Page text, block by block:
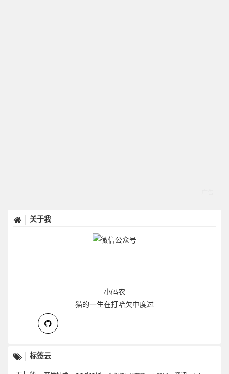
关于我
小码农
猫的一生在打哈欠中度过
标签云